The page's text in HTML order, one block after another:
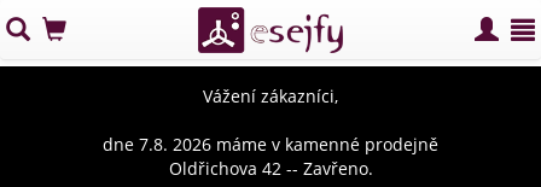
Vážení zákazníci,
dne 7.8. 2026 máme v kamenné prodejně
Oldřichova 42 -- Zavřeno.